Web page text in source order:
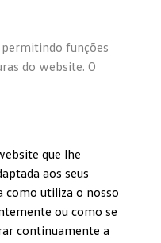
funções
do website. O
que lhe
aos seus
como utiliza o nosso
ou como se
continuamente a
Quinta do Anjo,
do Número de
da Mina, 2785-163
ou Organização Técnica.
em Palmela, com
duração desta prova é